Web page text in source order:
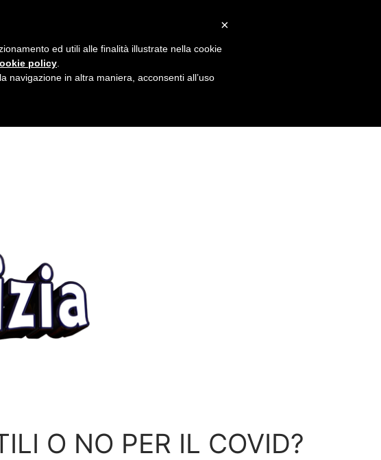
O NO PER IL COVID?
×
ed utili alle finalità illustrate nella cookie
policy
navigazione in altra maniera, acconsenti all’uso